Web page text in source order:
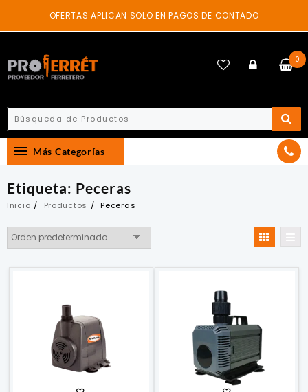
content
OFERTAS APLICAN SOLO EN PAGOS DE CONTADO
0
Más Categorías
Etiqueta: Peceras
Inicio Productos Peceras